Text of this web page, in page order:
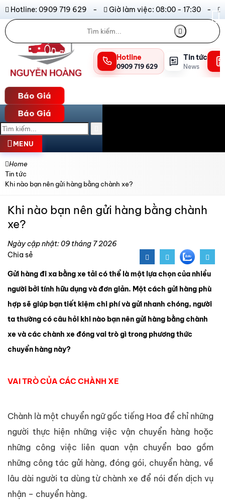
Hotline: 0909 719 629 - Giờ làm việc: 08:00 - 17:30 -
Báo Giá
Hotline
0909 719 629
Tin tức
News
Báo Giá
MENU
Home
Tin tức
Khi nào bạn nên gửi hàng bằng chành xe?
Khi nào bạn nên gửi hàng bằng chành
xe?
Ngày cập nhật: 09 tháng 7 2026
Chia sẻ
Gửi hàng đi xa bằng xe tải có thể là một lựa chọn của nhiều
người bởi tính hữu dụng và đơn giản. Một cách gửi hàng phù
hợp sẽ giúp bạn tiết kiệm chi phí và gửi nhanh chóng, người
ta thường có câu hỏi khi nào bạn nên gửi hàng bằng chành
xe và các chành xe đóng vai trò gì trong phương thức
chuyển hàng này?
VAI TRÒ CỦA CÁC CHÀNH XE
Chành là một chuyển ngữ gốc tiếng Hoa để chỉ những
người thực hiện những việc vận chuyển hàng hoặc
những công việc liên quan vận chuyển bao gồm
những công tác gửi hàng, đóng gói, chuyển hàng, về
lâu dài người ta dùng từ chành xe để nói đến dịch vụ
nhận – chuyển hàng.